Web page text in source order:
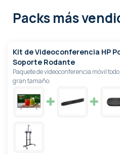
Packs más
Kit de Videoconferencia HP
Soporte Rodante
Paquete de videoconferencia móvil
gran tamaño.